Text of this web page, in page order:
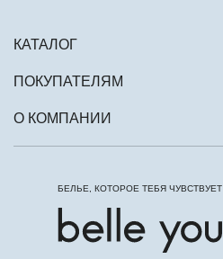
КАТАЛОГ
ПОКУПАТЕЛЯМ
О КОМПАНИИ
БЕЛЬЕ, КОТОРОЕ ТЕБЯ ЧУВСТВУЕТ